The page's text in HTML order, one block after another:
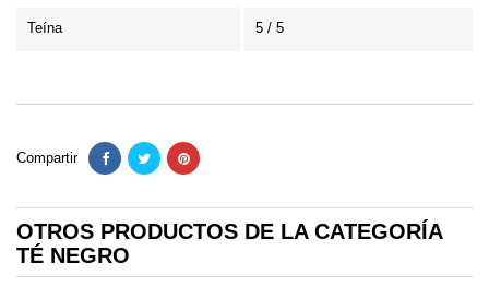
Teína 5 / 5
Compartir
OTROS PRODUCTOS DE LA CATEGORÍA
TÉ NEGRO